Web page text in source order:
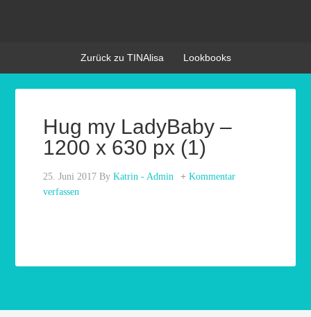
Zurück zu TINAlisa Lookbooks
Hug my LadyBaby –
1200 x 630 px (1)
25. Juni 2017 ByKatrin - Admin
Kommentar
verfassen